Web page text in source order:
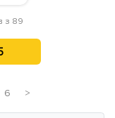
з 89
6 >